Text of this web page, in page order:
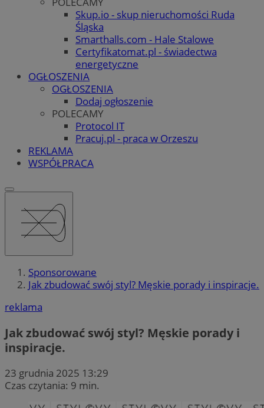
Skup.io - skup nieruchomości Ruda
Śląska
Smarthalls.com - Hale Stalowe
Certyfikatomat.pl - świadectwa
energetyczne
OGŁOSZENIA
OGŁOSZENIA
Dodaj ogłoszenie
POLECAMY
Protocol IT
Pracuj.pl - praca w Orzeszu
REKLAMA
WSPÓŁPRACA
Sponsorowane
Jak zbudować swój styl? Męskie porady i inspiracje.
reklama
Jak zbudować swój styl? Męskie porady i
inspiracje.
23 grudnia 2025 13:29
Czas czytania: 9 min.